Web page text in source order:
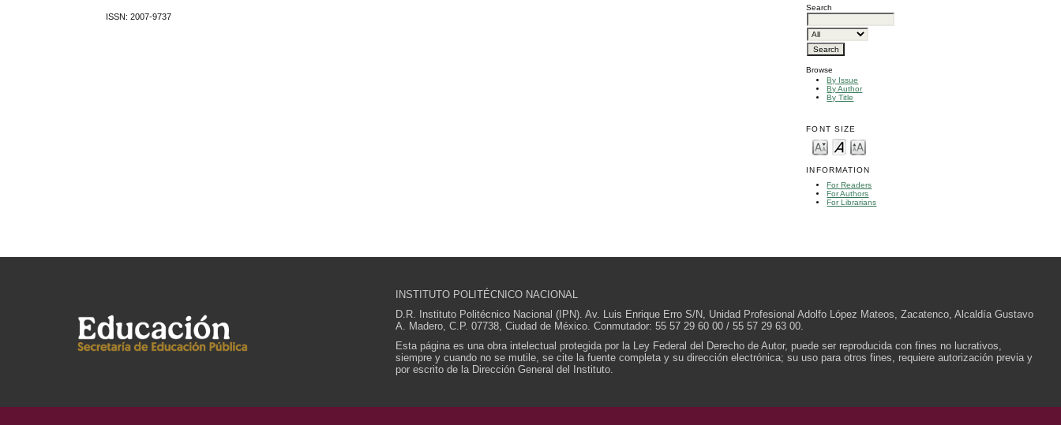
Search
Browse
By Issue
By Author
By Title
FONT SIZE
INFORMATION
For Readers
For Authors
For Librarians
ISSN: 2007-9737
INSTITUTO POLITÉCNICO NACIONAL
D.R. Instituto Politécnico Nacional (IPN). Av. Luis Enrique Erro S/N, Unidad Profesional Adolfo López Mateos, Zacatenco, Alcaldía Gustavo
A. Madero, C.P. 07738, Ciudad de México. Conmutador: 55 57 29 60 00 / 55 57 29 63 00.
Esta página es una obra intelectual protegida por la Ley Federal del Derecho de Autor, puede ser reproducida con fines no lucrativos,
siempre y cuando no se mutile, se cite la fuente completa y su dirección electrónica; su uso para otros fines, requiere autorización previa y
por escrito de la Dirección General del Instituto.